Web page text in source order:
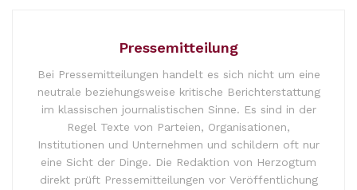
Pressemitteilung
Bei Pressemitteilungen handelt es sich nicht um eine
neutrale beziehungsweise kritische Berichterstattung
im klassischen journalistischen Sinne. Es sind in der
Regel Texte von Parteien, Organisationen,
Institutionen und Unternehmen und schildern oft nur
eine Sicht der Dinge. Die Redaktion von Herzogtum
direkt prüft Pressemitteilungen vor Veröffentlichung